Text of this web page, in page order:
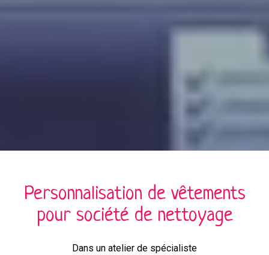
Personnalisation de vêtements
pour société de nettoyage
Dans un atelier de spécialiste